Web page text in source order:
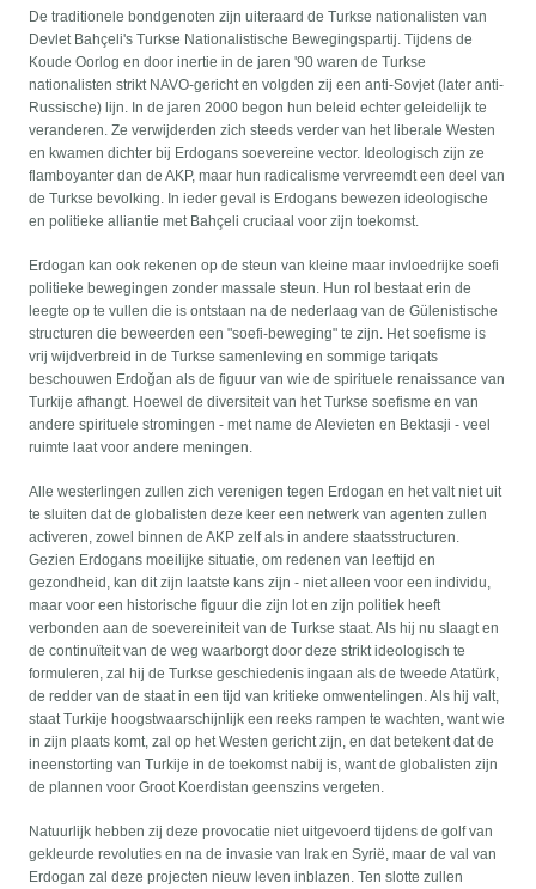
De traditionele bondgenoten zijn uiteraard de Turkse nationalisten van
Devlet Bahçeli's Turkse Nationalistische Bewegingspartij. Tijdens de
Koude Oorlog en door inertie in de jaren '90 waren de Turkse
nationalisten strikt NAVO-gericht en volgden zij een anti-Sovjet (later anti-
Russische) lijn. In de jaren 2000 begon hun beleid echter geleidelijk te
veranderen. Ze verwijderden zich steeds verder van het liberale Westen
en kwamen dichter bij Erdogans soevereine vector. Ideologisch zijn ze
flamboyanter dan de AKP, maar hun radicalisme vervreemdt een deel van
de Turkse bevolking. In ieder geval is Erdogans bewezen ideologische
en politieke alliantie met Bahçeli cruciaal voor zijn toekomst.
Erdogan kan ook rekenen op de steun van kleine maar invloedrijke soefi
politieke bewegingen zonder massale steun. Hun rol bestaat erin de
leegte op te vullen die is ontstaan na de nederlaag van de Gülenistische
structuren die beweerden een "soefi-beweging" te zijn. Het soefisme is
vrij wijdverbreid in de Turkse samenleving en sommige tariqats
beschouwen Erdoğan als de figuur van wie de spirituele renaissance van
Turkije afhangt. Hoewel de diversiteit van het Turkse soefisme en van
andere spirituele stromingen - met name de Alevieten en Bektasji - veel
ruimte laat voor andere meningen.
Alle westerlingen zullen zich verenigen tegen Erdogan en het valt niet uit
te sluiten dat de globalisten deze keer een netwerk van agenten zullen
activeren, zowel binnen de AKP zelf als in andere staatsstructuren.
Gezien Erdogans moeilijke situatie, om redenen van leeftijd en
gezondheid, kan dit zijn laatste kans zijn - niet alleen voor een individu,
maar voor een historische figuur die zijn lot en zijn politiek heeft
verbonden aan de soevereiniteit van de Turkse staat. Als hij nu slaagt en
de continuïteit van de weg waarborgt door deze strikt ideologisch te
formuleren, zal hij de Turkse geschiedenis ingaan als de tweede Atatürk,
de redder van de staat in een tijd van kritieke omwentelingen. Als hij valt,
staat Turkije hoogstwaarschijnlijk een reeks rampen te wachten, want wie
in zijn plaats komt, zal op het Westen gericht zijn, en dat betekent dat de
ineenstorting van Turkije in de toekomst nabij is, want de globalisten zijn
de plannen voor Groot Koerdistan geenszins vergeten.
Natuurlijk hebben zij deze provocatie niet uitgevoerd tijdens de golf van
gekleurde revoluties en na de invasie van Irak en Syrië, maar de val van
Erdogan zal deze projecten nieuw leven inblazen. Ten slotte zullen